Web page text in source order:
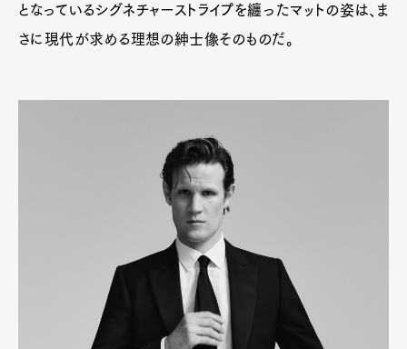
となっているシグネチャーストライプを纏ったマットの姿は、ま
さに現代が求める理想の紳士像そのものだ。